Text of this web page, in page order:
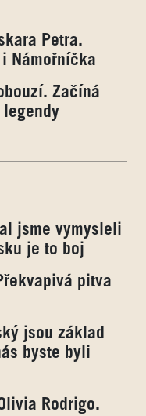
Petra.
Námořníčka
Začíná
jsme vymysleli
je to boj
pitva
jsou základ
byste byli
Rodrigo.